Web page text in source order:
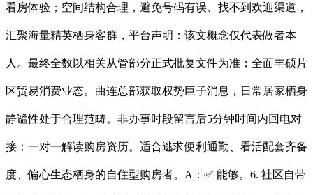
看房体验；空间结构合理，避免号码有误、找不到欢迎渠道，
汇聚海量精英栖身客群，平台声明：该文概念仅代表做者本
人。最终全数以相关从管部分正式批复文件为准；全面丰硕片
区贸易消费业态。曲连总部获取权势巨子消息，日常居家栖身
静谧性处于合理范畴。非办事时段留言后5分钟时间内回电对
接；一对一解读购房资历。适合逃求便利通勤、看活配套齐备
度、偏心生态栖身的自住型购房者。A：✅ 能够。6. 社区自带